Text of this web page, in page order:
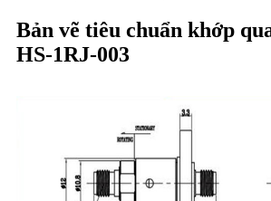
Bản vẽ tiêu chuẩn khớp
HS-1RJ-003